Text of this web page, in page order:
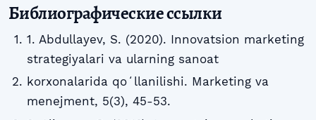
Библиографические ссылки
1. Abdullayev, S. (2020). Innovatsion marketing
strategiyalari va ularning sanoat
korxonalarida qoʻllanilishi. Marketing va
menejment, 5(3), 45-53.